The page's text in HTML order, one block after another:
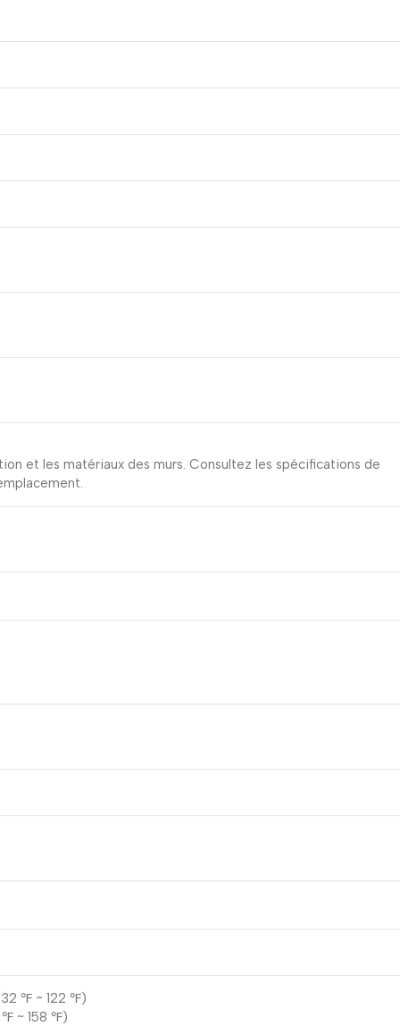
et les matériaux des murs. Consultez les spécifications de
℉ ~ 122 ℉)
~ 158 ℉)